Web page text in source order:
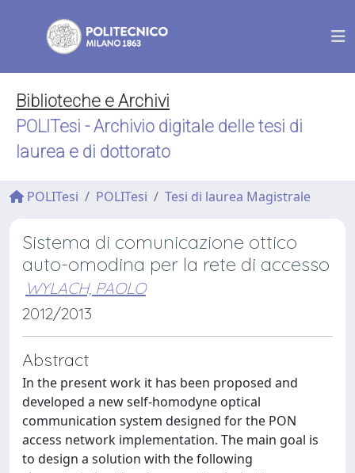
Biblioteche e Archivi
POLITesi - Archivio digitale delle tesi di
laurea e di dottorato
POLITesi POLITesi Tesi di laurea Magistrale
Sistema di comunicazione ottico
auto-omodina per la rete di accesso
WYLACH, PAOLO
2012/2013
Abstract
In the present work it has been proposed and
developed a new self-homodyne optical
communication system designed for the PON
access network implementation. The main goal is
to design a solution with the following